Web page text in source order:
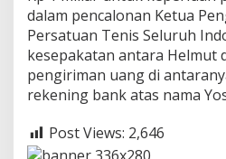
dalam pencalonan Ketua
Persatuan Tenis Seluruh
kesepakatan antara Helmut
pengiriman uang di
rekening bank atas nama
Post Views: 2,646